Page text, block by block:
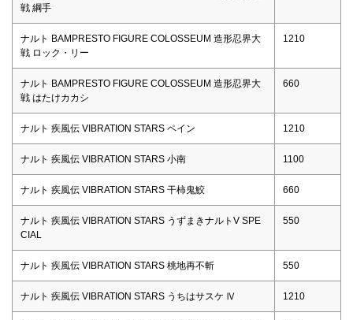
戦 綱手
ナルト BAMPRESTO FIGURE COLOSSEUM 造形忍界大
戦 ロック・リー
1210
ナルト BAMPRESTO FIGURE COLOSSEUM 造形忍界大
戦 はたけカカシ
660
ナルト 疾風伝 VIBRATION STARS ペイン 1210
ナルト 疾風伝 VIBRATION STARS 小南 1100
ナルト 疾風伝 VIBRATION STARS 干柿鬼鮫 660
ナルト 疾風伝 VIBRATION STARS うずまきナルトV SPE
CIAL
550
ナルト 疾風伝 VIBRATION STARS 桃地再不斬 550
ナルト 疾風伝 VIBRATION STARS うちはサスケ Ⅳ 1210